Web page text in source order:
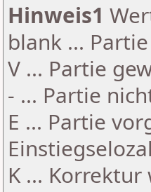
Hinweis1
blank ...
V ... Partie
- ... Partie
E ... Partie
K ...